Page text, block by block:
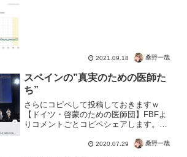
2021.09.18 桑野一哉
スペインの”真実のための医師た
ち”
さらにコピペして投稿しておきますｗ
【ドイツ・啓蒙のための医師団】FBFよ
りコメントごとコピペシェアします。西
ペインでも____________プライベートグ
2020.07.29 桑野一哉